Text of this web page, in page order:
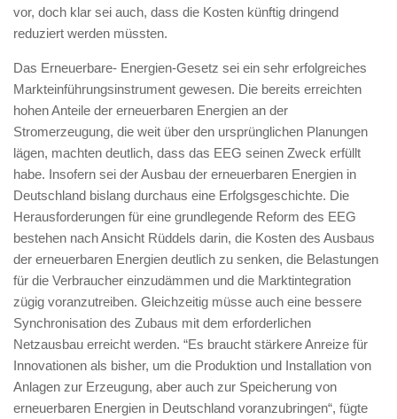
vor, doch klar sei auch, dass die Kosten künftig dringend
reduziert werden müssten.
Das Erneuerbare- Energien-Gesetz sei ein sehr erfolgreiches
Markteinführungsinstrument gewesen. Die bereits erreichten
hohen Anteile der erneuerbaren Energien an der
Stromerzeugung, die weit über den ursprünglichen Planungen
lägen, machten deutlich, dass das EEG seinen Zweck erfüllt
habe. Insofern sei der Ausbau der erneuerbaren Energien in
Deutschland bislang durchaus eine Erfolgsgeschichte. Die
Herausforderungen für eine grundlegende Reform des EEG
bestehen nach Ansicht Rüddels darin, die Kosten des Ausbaus
der erneuerbaren Energien deutlich zu senken, die Belastungen
für die Verbraucher einzudämmen und die Marktintegration
zügig voranzutreiben. Gleichzeitig müsse auch eine bessere
Synchronisation des Zubaus mit dem erforderlichen
Netzausbau erreicht werden. “Es braucht stärkere Anreize für
Innovationen als bisher, um die Produktion und Installation von
Anlagen zur Erzeugung, aber auch zur Speicherung von
erneuerbaren Energien in Deutschland voranzubringen“, fügte